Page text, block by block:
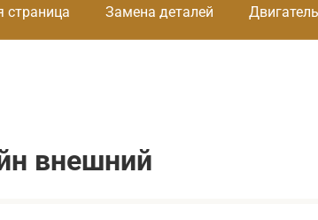
страница Замена деталей Двигатель
внешний